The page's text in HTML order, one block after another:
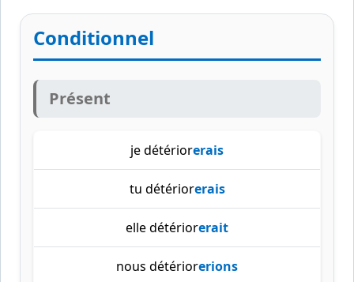
Conditionnel
Présent
je détériorerais
tu détériorerais
elle détériorerait
nous détériorerions